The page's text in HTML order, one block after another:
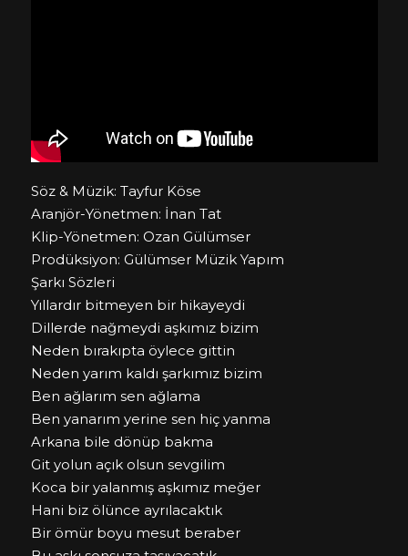
Söz & Müzik: Tayfur Köse
Aranjör-Yönetmen: İnan Tat
Klip-Yönetmen: Ozan Gülümser
Prodüksiyon: Gülümser Müzik Yapım
Şarkı Sözleri
Yıllardır bitmeyen bir hikayeydi
Dillerde nağmeydi aşkımız bizim
Neden bırakıpta öylece gittin
Neden yarım kaldı şarkımız bizim
Ben ağlarım sen ağlama
Ben yanarım yerine sen hiç yanma
Arkana bile dönüp bakma
Git yolun açık olsun sevgilim
Koca bir yalanmış aşkımız meğer
Hani biz ölünce ayrılacaktık
Bir ömür boyu mesut beraber